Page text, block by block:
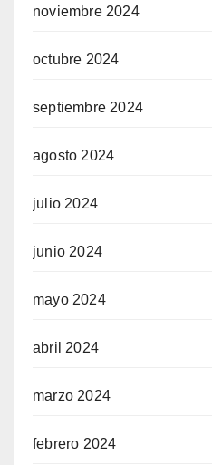
noviembre 2024
octubre 2024
septiembre 2024
agosto 2024
julio 2024
junio 2024
mayo 2024
abril 2024
marzo 2024
febrero 2024